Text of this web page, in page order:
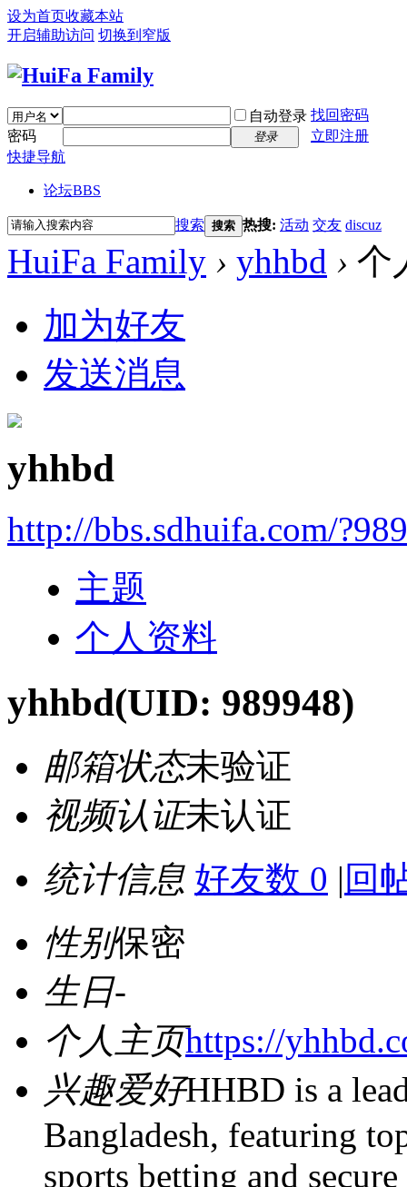
设为首页收藏本站
开启辅助访问 切换到窄版
自动登录 找回密码
密码
登录
立即注册
快捷导航
论坛BBS
搜索 搜索 热搜: 活动 交友 discuz
HuiFa Family › yhhbd › 个
加为好友
发送消息
yhhbd
http://bbs.sdhuifa.com/
主题
个人资料
yhhbd(UID: 989948)
邮箱状态未验证
视频认证未认证
统计信息 好友数 0 | 回
性别保密
生日-
个人主页https://
兴趣爱好HHBD is a
Bangladesh, featuring
sports betting and